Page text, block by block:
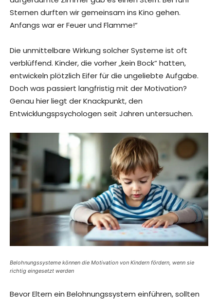
Sternen durften wir gemeinsam ins Kino gehen.
Anfangs war er Feuer und Flamme!“
Die unmittelbare Wirkung solcher Systeme ist oft
verblüffend. Kinder, die vorher „kein Bock“ hatten,
entwickeln plötzlich Eifer für die ungeliebte Aufgabe.
Doch was passiert langfristig mit der Motivation?
Genau hier liegt der Knackpunkt, den
Entwicklungspsychologen seit Jahren untersuchen.
Belohnungssysteme können die Motivation von Kindern fördern, wenn sie
richtig eingesetzt werden
Bevor Eltern ein Belohnungssystem einführen, sollten